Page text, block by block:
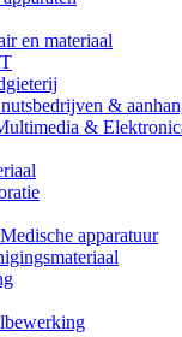
en materiaal
&
&
apparatuur